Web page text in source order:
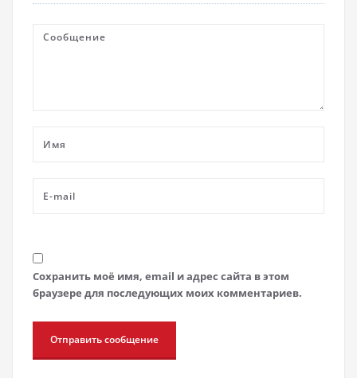
Сохранить моё имя, email и адрес сайта в этом
браузере для последующих моих комментариев.